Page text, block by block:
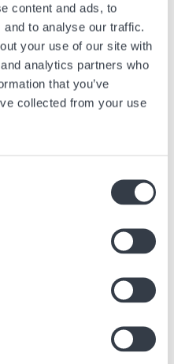
content and ads, to
to analyse our traffic.
your use of our site with
analytics partners who
that you’ve
collected from your use